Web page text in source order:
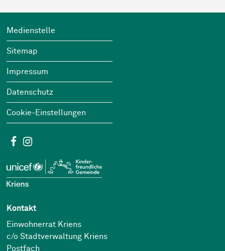
Footer
Wichtige Links
Medienstelle
Sitemap
Impressum
Datenschutz
Cookie-Einstellungen
Social Media
Facebook
Kontakt
Einwohnerrat Kriens
c/o Stadtverwaltung Kriens
Postfach